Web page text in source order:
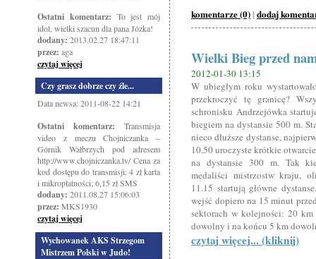
Ostatni komentarz: To jest mój
idol, wielki szacun dla pana Józka!
dodany: 2013.02.27 18:47:11
przez: aga
czytaj więcej
Czy grasz dobrze czy źle...
Data newsa: 2011-08-22 14:21
Ostatni komentarz: Transmisja
video z meczu Chojniczanka –
Górnik Wałbrzych pod adresem
http://www.chojniczanka.tv/ Cena za
kod dostępu do transmisji: 4 zł karta
i mikropłatności; 6,15 zł SMS
dodany: 2011.08.27 15:06:03
przez: MKS1930
czytaj więcej
Wychowanek AKS Strzegom
Mistrzem Polski w Judo!
komentarze (0) | dodaj
Wielki Bieg przed
2012-01-30 13:15
W ubiegłym roku
przekroczyć tę granicę?
schronisku Andrzejówka
biegiem na dystansie 500 m.
nieco dłuższe dystanse,
10.50 uroczyste krótkie
na dystansie 300 m. Tak
medaliści mistrzostw kraju,
11.15 startują główne
wejść dopiero na 15 minut
sektorach w kolejności: 20
dowolny i na końcu 5 km
czytaj więcej... (kliknij)